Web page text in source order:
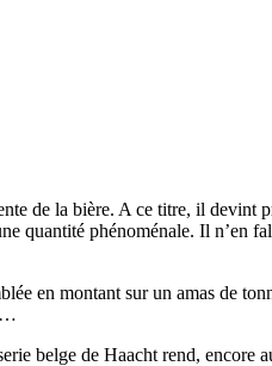
de la bière. A ce titre, il devint
quantité phénoménale. Il n’en
en montant sur un amas de
…
belge de Haacht rend, encore